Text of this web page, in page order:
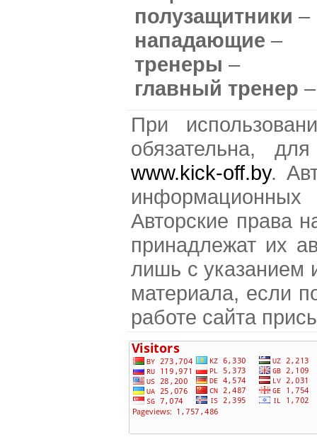
полузащитники –
нападающие –
тренеры –
главный тренер –
При
обязательна,
www.kick-off.by.
информационных
Авторские права
принадлежат их
лишь с указанием
материала, если
работе сайта